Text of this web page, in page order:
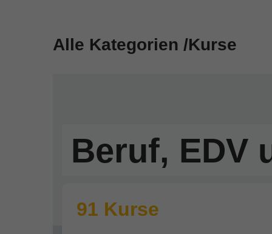
Alle Kategorien /Kurse
Beruf, EDV
91 Kurse